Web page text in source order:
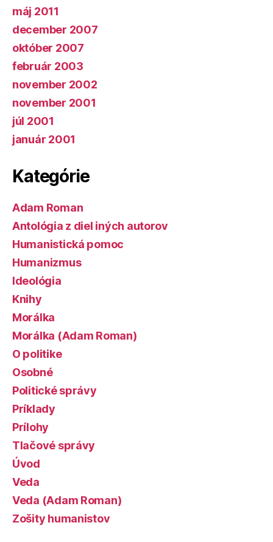
máj 2011
december 2007
október 2007
február 2003
november 2002
november 2001
júl 2001
január 2001
Kategórie
Adam Roman
Antológia z diel iných autorov
Humanistická pomoc
Humanizmus
Ideológia
Knihy
Morálka
Morálka (Adam Roman)
O politike
Osobné
Politické správy
Príklady
Prílohy
Tlačové správy
Úvod
Veda
Veda (Adam Roman)
Zošity humanistov